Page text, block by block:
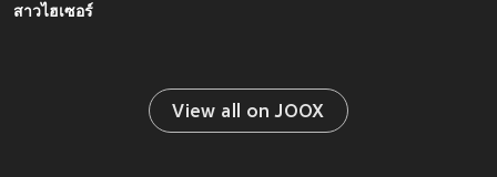
สาวไฮเซอร์
View all on JOOX